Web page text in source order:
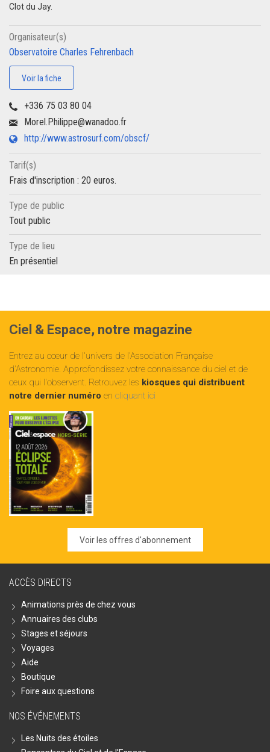
Clot du Jay.
Organisateur(s)
Observatoire Charles Fehrenbach
Voir la fiche
+336 75 03 80 04
Morel.Philippe@wanadoo.fr
http://www.astrosurf.com/obscf/
Tarif(s)
Frais d'inscription : 20 euros.
Type de public
Tout public
Type de lieu
En présentiel
Ciel & Espace, notre magazine
Entrez au cœur de l'univers de l'Association Française
d'Astronomie. Approfondissez votre connaissance du ciel et de
ceux qui l'observent. Retrouvez les kiosques qui distribuent
notre dernier numéro en cliquant ici
Voir les offres d'abonnement
ACCÈS DIRECTS
Animations près de chez vous
Annuaires des clubs
Stages et séjours
Voyages
Aide
Boutique
Foire aux questions
NOS ÉVÉNEMENTS
Les Nuits des étoiles